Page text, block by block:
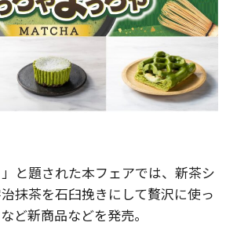
」と題された本フェアでは、新茶シ
抹茶を石臼挽きにして贅沢に使っ
ど新商品などを発売。